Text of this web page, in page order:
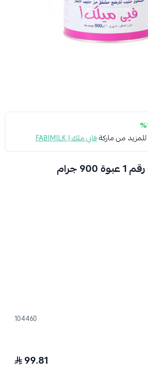
من ماركةفابي ملك | FABIMILK
جرام
104460
99.81